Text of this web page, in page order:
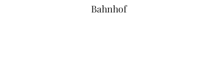
Bahnhof